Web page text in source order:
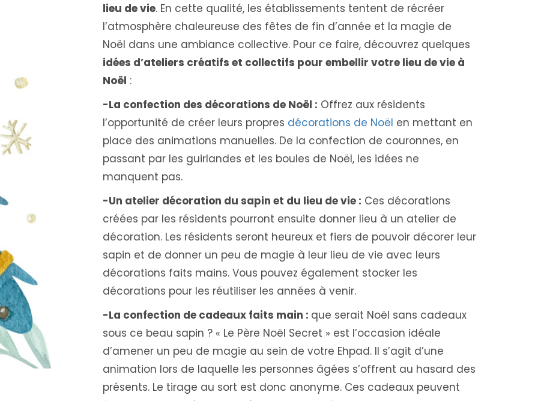
lieu de vie. En cette qualité, les établissements tentent de récréer
l’atmosphère chaleureuse des fêtes de fin d’année et la magie de
Noël dans une ambiance collective. Pour ce faire, découvrez quelques
idées d’ateliers créatifs et collectifs pour embellir votre lieu de vie à
Noël :
-La confection des décorations de Noël : Offrez aux résidents
l’opportunité de créer leurs propres décorations de Noël en mettant en
place des animations manuelles. De la confection de couronnes, en
passant par les guirlandes et les boules de Noël, les idées ne
manquent pas.
-Un atelier décoration du sapin et du lieu de vie : Ces décorations
créées par les résidents pourront ensuite donner lieu à un atelier de
décoration. Les résidents seront heureux et fiers de pouvoir décorer leur
sapin et de donner un peu de magie à leur lieu de vie avec leurs
décorations faits mains. Vous pouvez également stocker les
décorations pour les réutiliser les années à venir.
-La confection de cadeaux faits main : que serait Noël sans cadeaux
sous ce beau sapin ? « Le Père Noël Secret » est l’occasion idéale
d’amener un peu de magie au sein de votre Ehpad. Il s’agit d’une
animation lors de laquelle les personnes âgées s’offrent au hasard des
présents. Le tirage au sort est donc anonyme. Ces cadeaux peuvent